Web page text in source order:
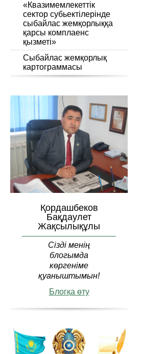
«Квазимемлекеттік
сектор субьектілерінде
сыбайлас жемқорлыққа
қарсы комплаенс
қызметі»
Сыбайлас жемқорлық
картограммасы
Қордашбеков
Бақдаулет
Жақсылықұлы
Сізді менің
блогымда
көргеніме
қуаныштымын!
Блогқа өту